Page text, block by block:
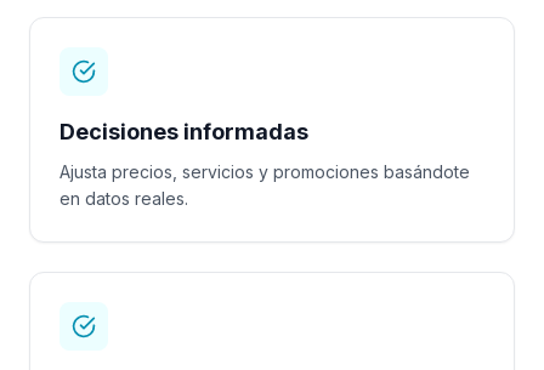
Decisiones informadas
Ajusta precios, servicios y promociones basándote
en datos reales.